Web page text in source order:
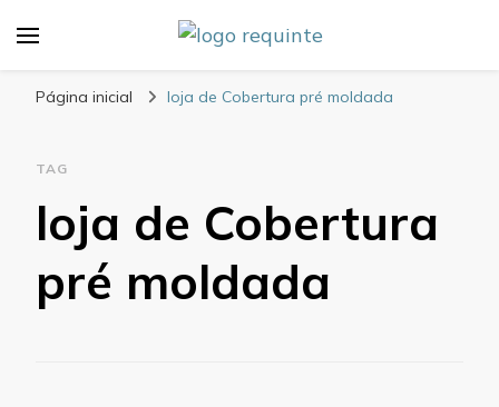
Página inicial loja de Cobertura pré moldada
TAG
loja de Cobertura
pré moldada